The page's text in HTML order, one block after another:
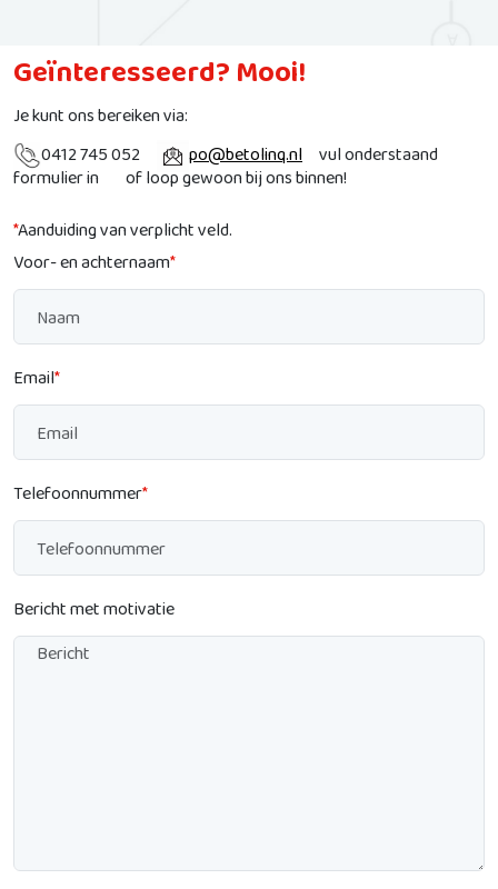
Geïnteresseerd? Mooi!
Je kunt ons bereiken via:
0412 745 052
po@betolinq.nl vul onderstaand
formulier in of loop gewoon bij ons binnen!
*Aanduiding van verplicht veld.
Voor- en achternaam*
Email*
Telefoonnummer*
Bericht met motivatie